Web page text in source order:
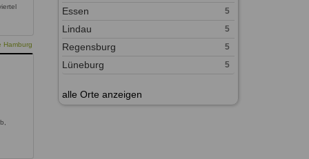
Hamburg
Essen 5
Lindau 5
Regensburg 5
Lüneburg 5
alle Orte anzeigen